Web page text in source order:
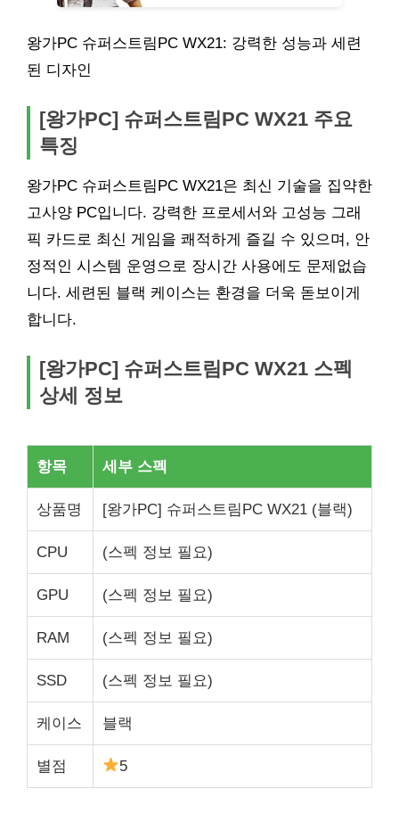
왕가PC 슈퍼스트림PC WX21: 강력한 성능과 세련
된 디자인
[왕가PC] 슈퍼스트림PC WX21 주요
특징
왕가PC 슈퍼스트림PC WX21은 최신 기술을 집약한
고사양 PC입니다. 강력한 프로세서와 고성능 그래
픽 카드로 최신 게임을 쾌적하게 즐길 수 있으며, 안
정적인 시스템 운영으로 장시간 사용에도 문제없습
니다. 세련된 블랙 케이스는 환경을 더욱 돋보이게
합니다.
[왕가PC] 슈퍼스트림PC WX21 스펙
상세 정보
항목 세부 스펙
상품명 [왕가PC] 슈퍼스트림PC WX21 (블랙)
CPU (스펙 정보 필요)
GPU (스펙 정보 필요)
RAM (스펙 정보 필요)
SSD (스펙 정보 필요)
케이스 블랙
별점 5